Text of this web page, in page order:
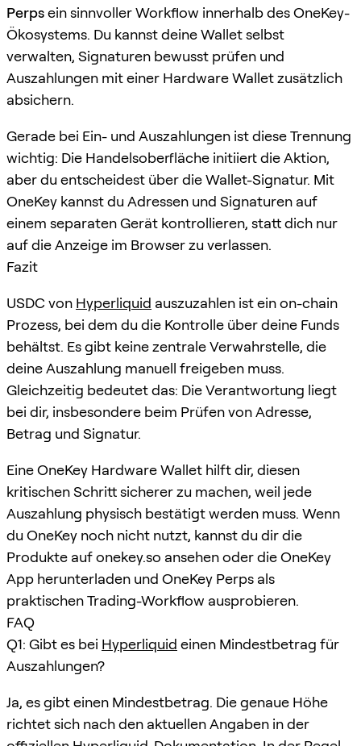
Perpsein sinnvoller Workflow innerhalb des OneKey-
Ökosystems. Du kannst deine Wallet selbst
verwalten, Signaturen bewusst prüfen und
Auszahlungen mit einer Hardware Wallet zusätzlich
absichern.
Gerade bei Ein- und Auszahlungen ist diese Trennung
wichtig: Die Handelsoberfläche initiiert die Aktion,
aber du entscheidest über die Wallet-Signatur. Mit
OneKey kannst du Adressen und Signaturen auf
einem separaten Gerät kontrollieren, statt dich nur
auf die Anzeige im Browser zu verlassen.
Fazit
USDC von Hyperliquid auszuzahlen ist ein on-chain
Prozess, bei dem du die Kontrolle über deine Funds
behältst. Es gibt keine zentrale Verwahrstelle, die
deine Auszahlung manuell freigeben muss.
Gleichzeitig bedeutet das: Die Verantwortung liegt
bei dir, insbesondere beim Prüfen von Adresse,
Betrag und Signatur.
Eine OneKey Hardware Wallet hilft dir, diesen
kritischen Schritt sicherer zu machen, weil jede
Auszahlung physisch bestätigt werden muss. Wenn
du OneKey noch nicht nutzt, kannst du dir die
Produkte auf onekey.so ansehen oder die OneKey
App herunterladen und OneKey Perps als
praktischen Trading-Workflow ausprobieren.
FAQ
Q1: Gibt es bei Hyperliquid einen Mindestbetrag für
Auszahlungen?
Ja, es gibt einen Mindestbetrag. Die genaue Höhe
richtet sich nach den aktuellen Angaben in der